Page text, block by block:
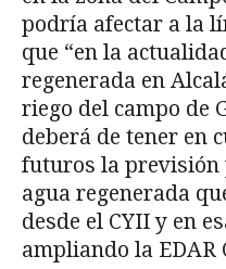
podría afectar a la
que “en la
regenerada en
riego del campo de
deberá de tener en
futuros la
agua regenerada
desde el CYII y en
ampliando la EDAR